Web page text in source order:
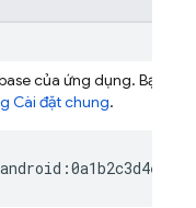
của ứng dụng. Bạn
Cài đặt chung.